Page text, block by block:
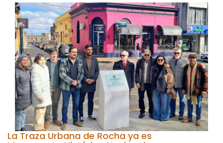
La Traza Urbana de Rocha ya es